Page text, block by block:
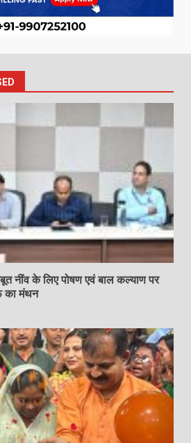
नींव के लिए पोषण एवं बाल कल्याण पर
का मंथन